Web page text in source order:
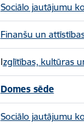
Sociālo jautājumu
Finanšu un
Izglītības, kultūras
Domes sēde
Sociālo jautājumu